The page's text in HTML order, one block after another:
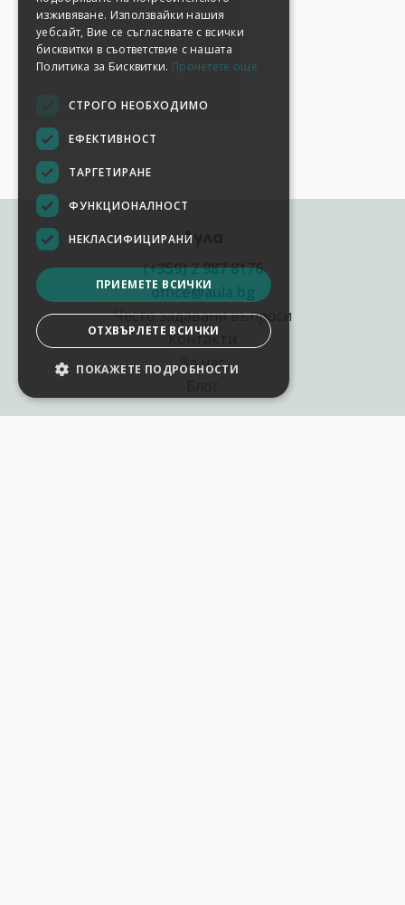
Аула
(+359) 2 987 8176
office@aula.bg
Често задавани въпроси
Контакти
За нас
изживяване. Използвайки нашия
уебсайт, Вие се съгласявате с всички
бисквитки в съответствие с нашата
Политика за Бисквитки. Прочетете още
СТРОГО НЕОБХОДИМО
ЕФЕКТИВНОСТ
ТАРГЕТИРАНЕ
ФУНКЦИОНАЛНОСТ
НЕКЛАСИФИЦИРАНИ
ПРИЕМЕТЕ ВСИЧКИ
ОТХВЪРЛЕТЕ ВСИЧКИ
ПОКАЖЕТЕ ПОДРОБНОСТИ